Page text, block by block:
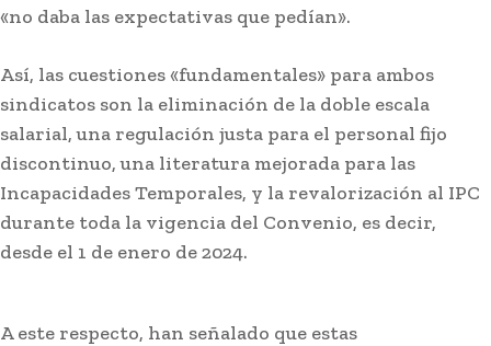
Última prueba para el Cádiz en la
pretemporada en su Trofeo
«no daba las expectativas que pedían».
Así, las cuestiones «fundamentales» para ambos
sindicatos son la eliminación de la doble escala
salarial, una regulación justa para el personal fijo
discontinuo, una literatura mejorada para las
Incapacidades Temporales, y la revalorización al IPC
durante toda la vigencia del Convenio, es decir,
desde el 1 de enero de 2024.
A este respecto, han señalado que estas